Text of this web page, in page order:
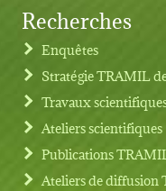
Footer menu
Recherches
Enquêtes
Stratégie TRAMIL
Travaux
Ateliers scientifiques
Publications
Ateliers de diffusion